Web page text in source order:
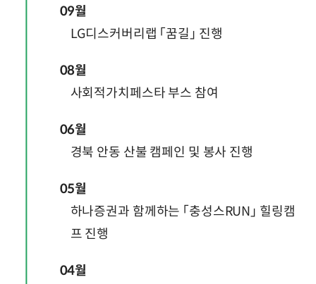
09월
LG디스커버리랩 「꿈길」 진행
08월
사회적가치페스타 부스 참여
06월
경북 안동 산불 캠페인 및 봉사 진행
05월
하나증권과 함께하는 「충성스RUN」 힐링캠
프 진행
04월